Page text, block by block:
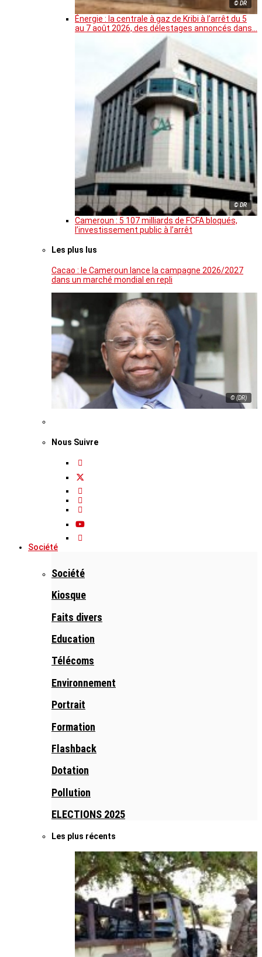
© DR
Énergie : la centrale à gaz de Kribi à l’arrêt du 5
au 7 août 2026, des délestages annoncés dans…
© DR
Cameroun : 5 107 milliards de FCFA bloqués,
l’investissement public à l’arrêt
Les plus lus
Cacao : le Cameroun lance la campagne 2026/2027
dans un marché mondial en repli
© (DR)
Nous Suivre
Société
Société
Kiosque
Faits divers
Education
Télécoms
Environnement
Portrait
Formation
Flashback
Dotation
Pollution
ELECTIONS 2025
Les plus récents